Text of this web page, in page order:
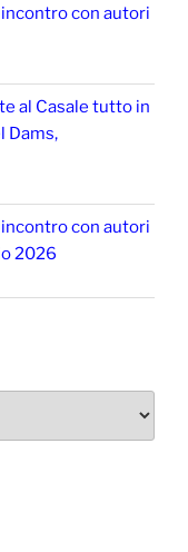
con autori
al Casale tutto in
Dams,
con autori
2026